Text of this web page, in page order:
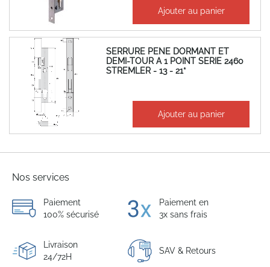
121,36 €
101,13 € Ajouter au panier
SERRURE PENE DORMANT ET
DEMI-TOUR A 1 POINT SERIE 2460
STREMLER - 13 - 21*
102,91 €
85,76 € Ajouter au panier
Nos services
Paiement
100% sécurisé
Paiement en
3x sans frais
Livraison
24/72H
SAV & Retours